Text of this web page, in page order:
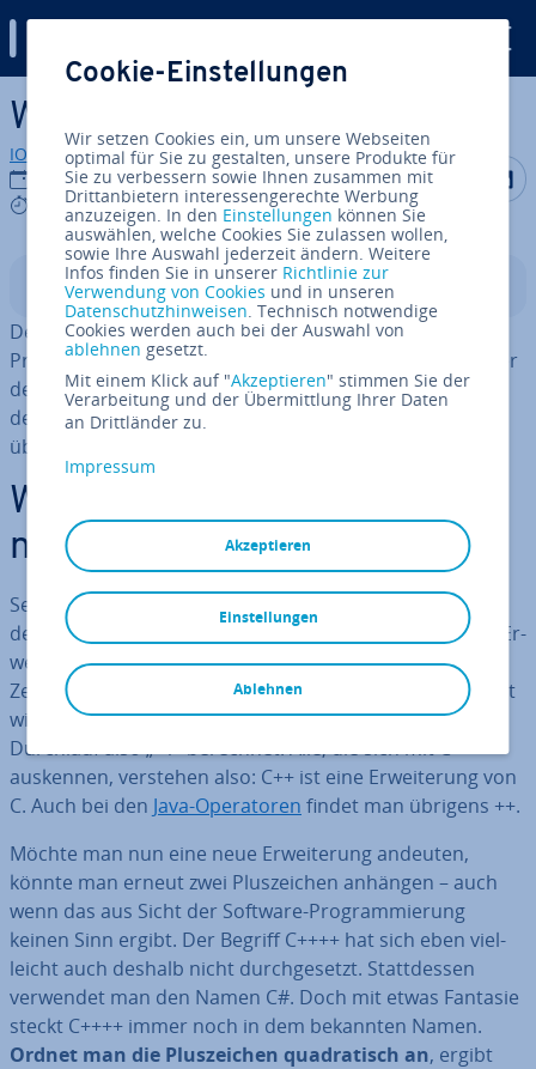
Zum Haupt­in­halt springen
Was ist C++++?
IONOS Redaktion
10.08.2022
2 mins
Auf Auf
In­halts­ver­zeich­nis
Der Begriff C++++ ist die Lösung dafür, warum man die
Pro­gram­mier­spra­che C# so seltsam benannt hat. Hinter
dem Begriff steht also keine eigene Sprache, wie man
denken könnte. Statt­des­sen gibt der Name Auf­schluss
über die Ent­wick­lung von C#.
Woher kommt die Be­zeich­
nung C++++?
Seit 1972 arbeiten Ent­wick­le­rin­nen und Ent­wick­ler mit
der Pro­gram­mier­spra­che C. Bereits 1979 entstand die Er­
wei­te­rung C++. Der neue Name erklärt sich so: Das
Zeichen ++ gehört zu den C- und
. Damit
wird eine in­kre­men­tel­le Stei­ge­rung erzeugt, bei jedem
Durchlauf also „+1“ berechnet. Alle, die sich mit C
auskennen, verstehen also: C++ ist eine Er­wei­te­rung von
C. Auch bei den Java-Ope­ra­to­ren findet man übrigens ++.
Möchte man nun eine neue Er­wei­te­rung andeuten,
könnte man erneut zwei Plus­zei­chen anhängen – auch
wenn das aus Sicht der Software-Pro­gram­mie­rung
keinen Sinn ergibt. Der Begriff C++++ hat sich eben viel­
leicht auch deshalb nicht durch­ge­setzt. Statt­des­sen
verwendet man den Namen C#. Doch mit etwas Fantasie
steckt C++++ immer noch in dem bekannten Namen.
Ordnet man die Plus­zei­chen qua­dra­tisch an, ergibt
Cookie-Einstellungen
Wir setzen Cookies ein, um unsere Webseiten
optimal für Sie zu gestalten, unsere Produkte für
Sie zu verbessern sowie Ihnen zusammen mit
Drittanbietern interessengerechte Werbung
anzuzeigen. In den Einstellungen können Sie
auswählen, welche Cookies Sie zulassen wollen,
sowie Ihre Auswahl jederzeit ändern. Weitere
Infos finden Sie in unserer Richtlinie zur
Verwendung von Cookies und in unseren
Datenschutzhinweisen. Technisch notwendige
Cookies werden auch bei der Auswahl von
ablehnen gesetzt.
Mit einem Klick auf "Akzeptieren" stimmen Sie der
Verarbeitung und der Übermittlung Ihrer Daten
an Drittländer zu.
Impressum
Akzeptieren
Ablehnen
Einstellungen